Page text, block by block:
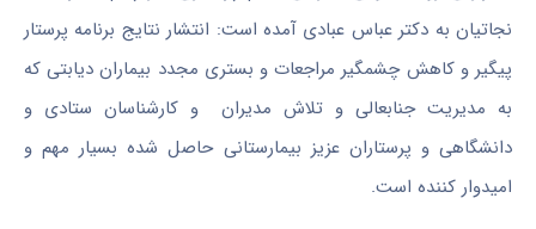
نجاتیان به دکتر عباس عبادی آمده است: انتشار نتایج برنامه پرستار
پیگیر و کاهش چشمگیر مراجعات و بستری مجدد بیماران دیابتی که
به مدیریت جنابعالی و تلاش مدیران و کارشناسان ستادی و
دانشگاهی و پرستاران عزیز بیمارستانی حاصل شده بسیار مهم و
امیدوار کننده است.